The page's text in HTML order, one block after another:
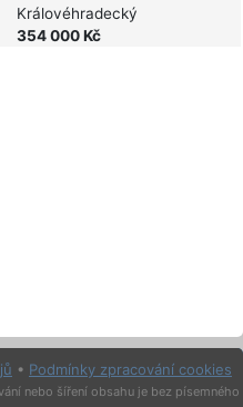
Královéhradecký
354 000 Kč
• Podmínky zpracování cookies
nebo šíření obsahu je bez písemného